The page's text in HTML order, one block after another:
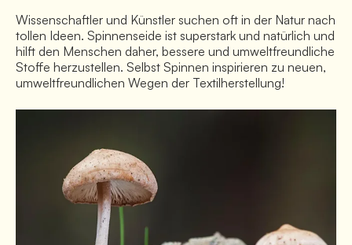
Wissenschaftler und Künstler suchen oft in der Natur nach
tollen Ideen. Spinnenseide ist superstark und natürlich und
hilft den Menschen daher, bessere und umweltfreundliche
Stoffe herzustellen. Selbst Spinnen inspirieren zu neuen,
umweltfreundlichen Wegen der Textilherstellung!